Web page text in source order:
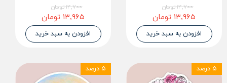
۱۴,۷۰۰ تومان
۱۳,۹۶۵ تومان
افزودن به سبد خرید
۱۴,۷۰۰ تومان
۱۳,۹۶۵ تومان
افزودن به سبد خرید
۵ درصد ۵ درصد